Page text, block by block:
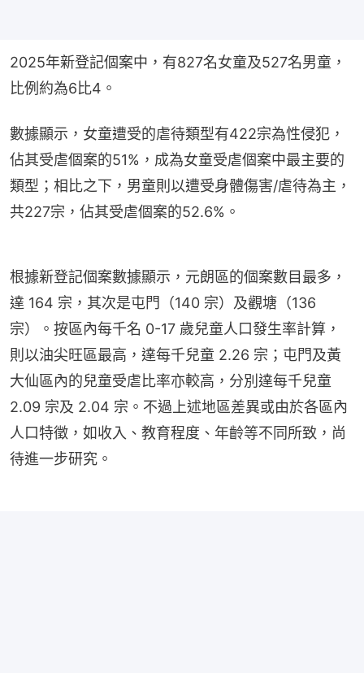
2025年新登記個案中，有827名女童及527名男童，
比例約為6比4。
數據顯示，女童遭受的虐待類型有422宗為性侵犯，
佔其受虐個案的51%，成為女童受虐個案中最主要的
類型；相比之下，男童則以遭受身體傷害/虐待為主，
共227宗，佔其受虐個案的52.6%。
根據新登記個案數據顯示，元朗區的個案數目最多，
達 164 宗，其次是屯門（140 宗）及觀塘（136
宗）。按區內每千名 0-17 歲兒童人口發生率計算，
則以油尖旺區最高，達每千兒童 2.26 宗；屯門及黃
大仙區內的兒童受虐比率亦較高，分別達每千兒童
2.09 宗及 2.04 宗。不過上述地區差異或由於各區內
人口特徵，如收入、教育程度、年齡等不同所致，尚
待進一步研究。